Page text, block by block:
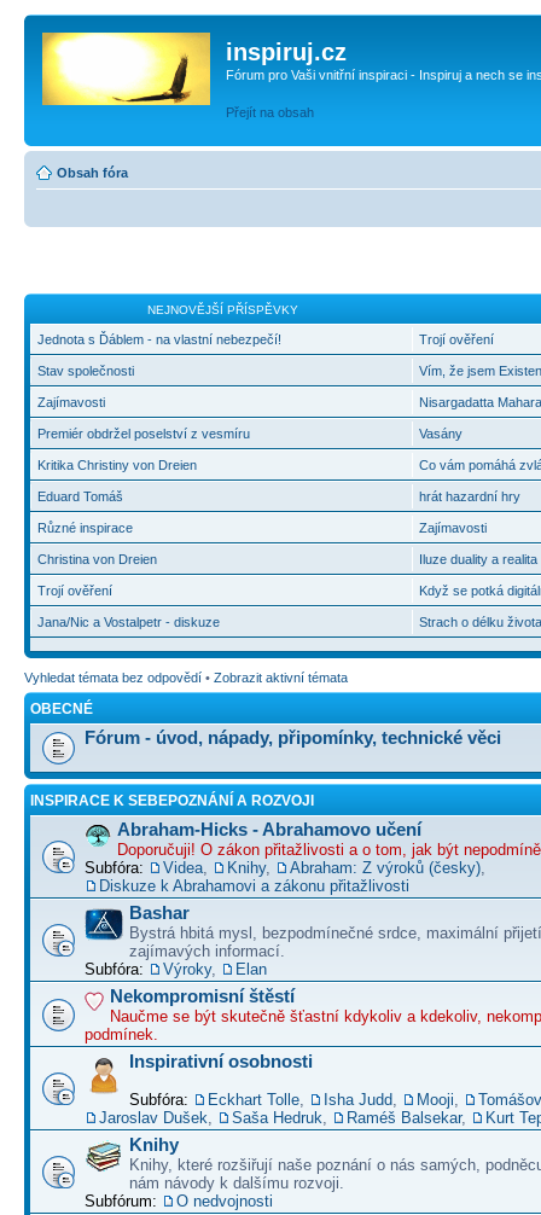
inspiruj.cz
Fórum pro Vaši vnitřní inspiraci - Inspiruj a nech se
Přejít na obsah
Obsah fóra
NEJNOVĚJŠÍ PŘÍSPĚVKY
Jednota s Ďáblem - na vlastní nebezpečí!
Stav společnosti
Zajímavosti
Premiér obdržel poselství z vesmíru
Kritika Christiny von Dreien
Eduard Tomáš
Různé inspirace
Christina von Dreien
Trojí ověření
Jana/Nic a Vostalpetr - diskuze
Trojí ověření
Vím, že jsem
Nisargadatta
Vasány
Co vám pomáhá
hrát hazardní hry
Zajímavosti
Iluze duality a
Když se potká
Strach o délku
Vyhledat témata bez odpovědí • Zobrazit aktivní témata
OBECNÉ
Fórum - úvod, nápady, připomínky, technické věci
INSPIRACE K SEBEPOZNÁNÍ A ROZVOJI
Abraham-Hicks - Abrahamovo učení
Doporučuji! O zákon přitažlivosti a o tom, jak být
Subfóra:
Videa Knihy, Abraham: Z výroků (česky)
Diskuze k Abrahamovi a zákonu přitažlivosti
Bashar
Bystrá hbitá mysl, bezpodmínečné srdce, maximální
zajímavých informací.
Subfóra:
Výroky, Elan
Nekompromisní štěstí
Naučme se být skutečně šťastní kdykoliv a kdekoliv,
podmínek.
Inspirativní osobnosti
Subfóra: Eckhart Tolle Isha Judd Mooji
Jaroslav Dušek
Saša Hedruk Raméš Balsekar, Kurt
Knihy
Knihy, které rozšiřují naše poznání o nás samých,
nám návody k dalšímu rozvoji.
Subfórum:
O nedvojnosti